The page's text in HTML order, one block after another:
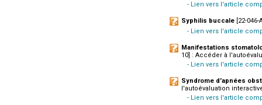
- Lien vers l'article
Syphilis buccale [22-
- Lien vers l'article
Manifestations
10] : Accéder à
- Lien vers l'article
Syndrome d'apnées
l'autoévaluation
- Lien vers l'article